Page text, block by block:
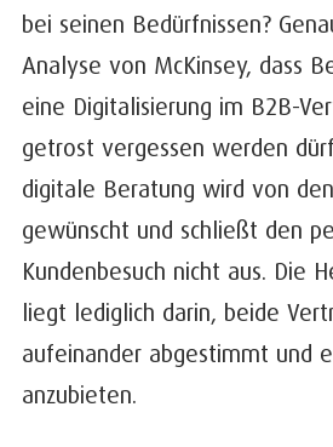
bei seinen Bedürfnissen?
Analyse von McKinsey, dass
eine Digitalisierung im B2B-
getrost vergessen werden
digitale Beratung wird von
gewünscht und schließt den
Kundenbesuch nicht aus. Die
liegt lediglich darin, beide
aufeinander abgestimmt und
anzubieten.